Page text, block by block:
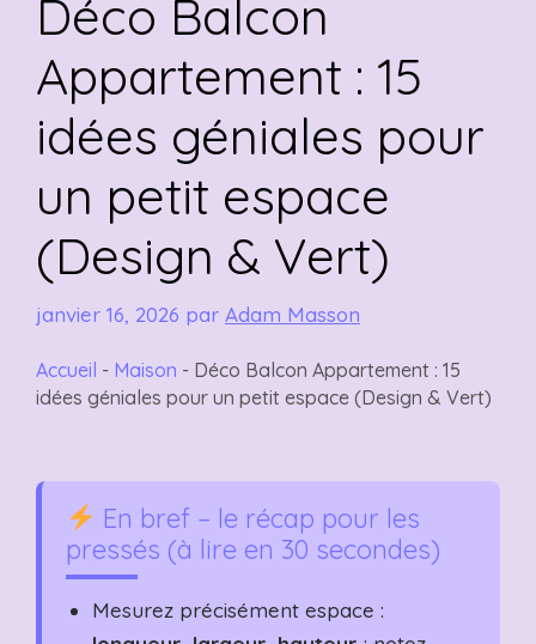
Déco Balcon
Appartement : 15
idées géniales pour
un petit espace
(Design & Vert)
janvier 16, 2026 par Adam Masson
Accueil - Maison - Déco Balcon Appartement : 15
idées géniales pour un petit espace (Design & Vert)
En bref – le récap pour les
pressés (à lire en 30 secondes)
Mesurez précisément espace :